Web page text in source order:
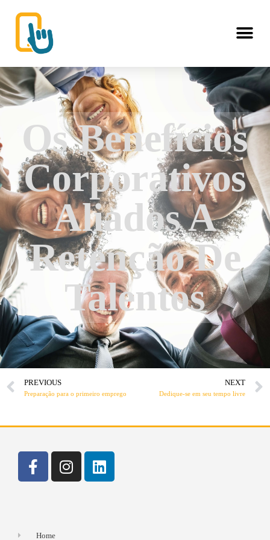
Os Benefícios
Corporativos
Aliados A
Retenção De
Talentos
PREVIOUS
Preparação para o primeiro emprego
NEXT
Dedique-se em seu tempo livre
Home